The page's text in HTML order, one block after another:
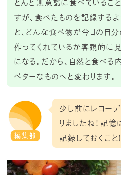
とんど無意識に食べているこ
すが、食べたものを記録するよ
と、どんな食べ物が今日の自分
作ってくれているか客観的に見
になる。だから、自然と食べる
ベターなものへと変わります。
編集部
少し前にレコー
りましたね！記憶
記録しておくこと